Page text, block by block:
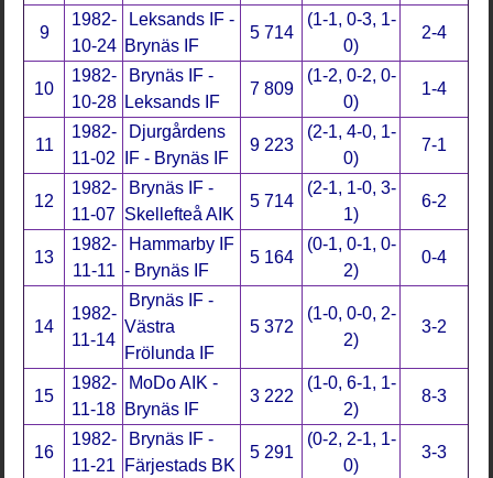
9
1982-
10-24
Leksands IF -
Brynäs IF
5 714
(1-1, 0-3, 1-
0)
2-4
10
1982-
10-28
Brynäs IF -
Leksands IF
7 809
(1-2, 0-2, 0-
0)
1-4
11
1982-
11-02
Djurgårdens
IF - Brynäs IF
9 223
(2-1, 4-0, 1-
0)
7-1
12
1982-
11-07
Brynäs IF -
Skellefteå AIK
5 714
(2-1, 1-0, 3-
1)
6-2
13
1982-
11-11
Hammarby IF
- Brynäs IF
5 164
(0-1, 0-1, 0-
2)
0-4
14
1982-
11-14
Brynäs IF -
Västra
Frölunda IF
5 372
(1-0, 0-0, 2-
2)
3-2
15
1982-
11-18
MoDo AIK -
Brynäs IF
3 222
(1-0, 6-1, 1-
2)
8-3
16
1982-
11-21
Brynäs IF -
Färjestads BK
5 291
(0-2, 2-1, 1-
0)
3-3